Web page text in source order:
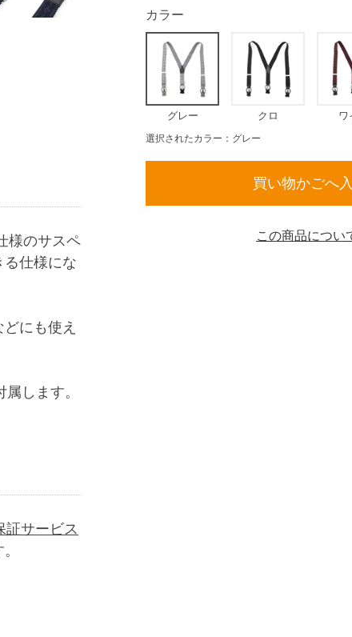
様のサスペ
仕様にな
にも使え
します。
証サービス
カラー
グレー クロ ワ
選択されたカラー：グレー
買い物かごへ
この商品につい